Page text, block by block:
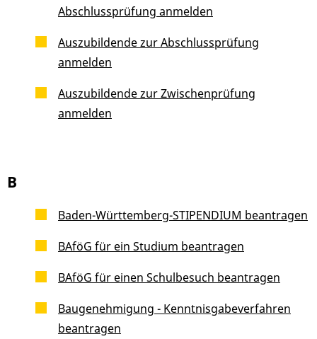
Abschlussprüfung anmelden
Auszubildende zur Abschlussprüfung
anmelden
Auszubildende zur Zwischenprüfung
anmelden
B
Baden-Württemberg-STIPENDIUM beantragen
BAföG für ein Studium beantragen
BAföG für einen Schulbesuch beantragen
Baugenehmigung - Kenntnisgabeverfahren
beantragen